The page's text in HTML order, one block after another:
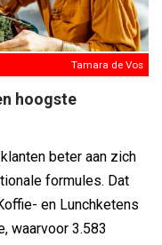
Tamara de Vos
hoogste
beter aan zich
formules. Dat
en Lunchketens
waarvoor 3.583